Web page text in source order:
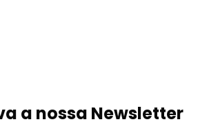
a nossa Newsletter